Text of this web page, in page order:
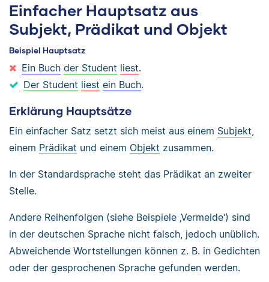
Einfacher Hauptsatz aus
Subjekt, Prädikat und Objekt
Beispiel Hauptsatz
Ein Buch der Student liest.
Der Student liest ein Buch.
Erklärung Hauptsätze
Ein einfacher Satz setzt sich meist aus einem Subjekt,
einem Prädikat und einem Objekt zusammen.
In der Standardsprache steht das Prädikat an zweiter
Stelle.
Andere Reihenfolgen (siehe Beispiele ‚Vermeide‘) sind
in der deutschen Sprache nicht falsch, jedoch unüblich.
Abweichende Wortstellungen können z. B. in Gedichten
oder der gesprochenen Sprache gefunden werden.